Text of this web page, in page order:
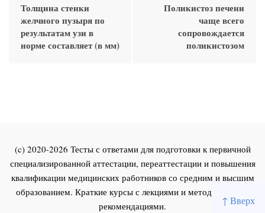
↑ Вверх
Толщина стенки
желчного пузыря по
результатам узи в
норме составляет (в мм)
Поликистоз печени
чаще всего
сопровождается
поликистозом
(c) 2020-2026 Тесты с ответами для подготовки к первичной
специализированной аттестации, переаттестации и повышения
квалификации медицинских работников со средним и высшим
образованием. Краткие курсы с лекциями и методическими
рекомендациями.